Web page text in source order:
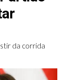
da corrida